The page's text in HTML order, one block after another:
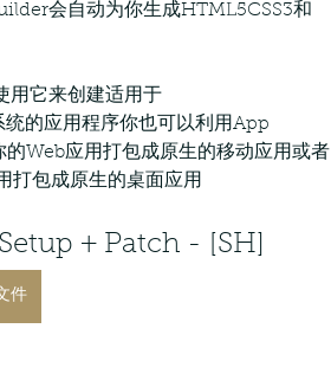
会自动为你生成HTML5CSS3和
用它来创建适用于
的应用程序你也可以利用App
Web应用打包成原生的移动应用或者
打包成原生的桌面应用
+ Patch - [SH]
件